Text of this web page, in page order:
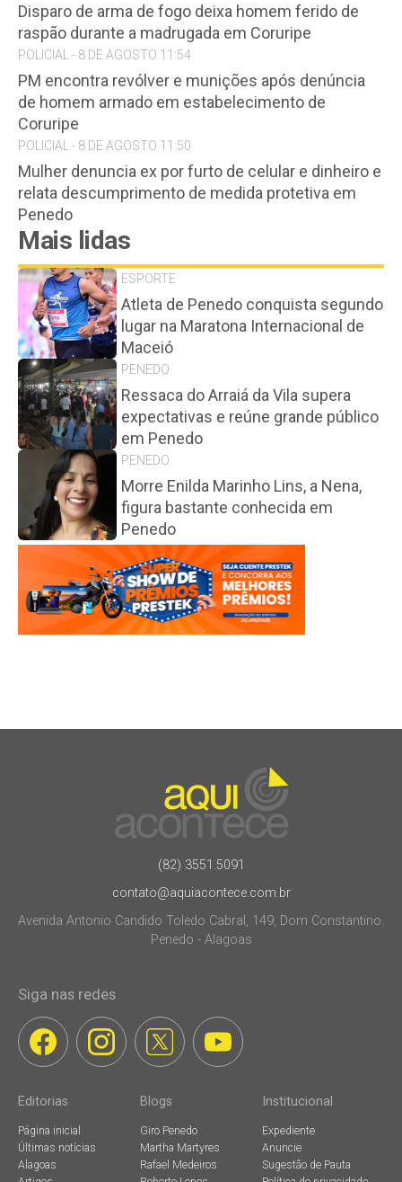
Disparo de arma de fogo deixa homem ferido de
raspão durante a madrugada em Coruripe
POLICIAL - 8 DE AGOSTO 11:54
PM encontra revólver e munições após denúncia
de homem armado em estabelecimento de
Coruripe
POLICIAL - 8 DE AGOSTO 11:50
Mulher denuncia ex por furto de celular e dinheiro e
relata descumprimento de medida protetiva em
Penedo
Mais lidas
ESPORTE
Atleta de Penedo conquista segundo
lugar na Maratona Internacional de
Maceió
PENEDO
Ressaca do Arraiá da Vila supera
expectativas e reúne grande público
em Penedo
PENEDO
Morre Enilda Marinho Lins, a Nena,
figura bastante conhecida em
Penedo
(82) 3551.5091
contato@aquiacontece.com.br
Avenida Antonio Candido Toledo Cabral, 149, Dom Constantino.
Penedo - Alagoas
Siga nas redes
Editorias
Página inicial
Últimas notícias
Alagoas
Blogs
Giro Penedo
Martha Martyres
Rafael Medeiros
Institucional
Expediente
Anuncie
Sugestão de Pauta